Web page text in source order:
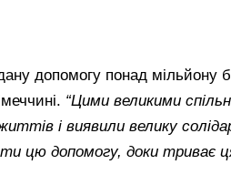
допомогу понад мільйону
“Цими великими
і виявили велику
цю допомогу, доки триває